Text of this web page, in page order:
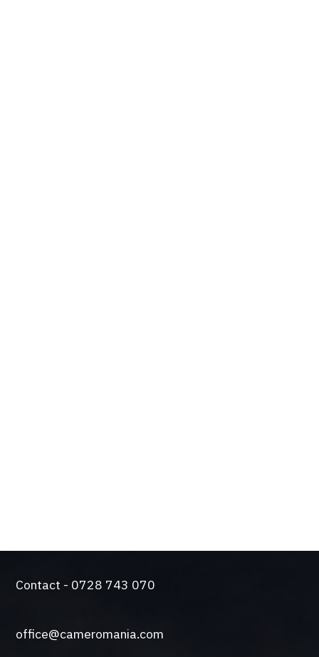
Contact - 0728 743 070
office@cameromania.com